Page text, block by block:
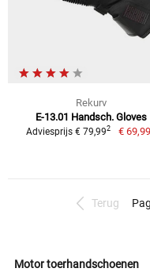
Rekurv
E-13.01 Handsch. Gloves
Adviesprijs € 79,992 € 69,99
Terug
Motor toerhandschoenen